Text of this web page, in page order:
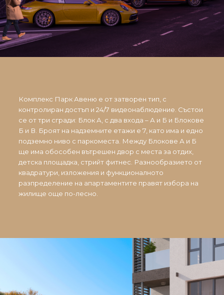
Комплекс Парк Авеню е от затворен тип, с
контролиран достъп и 24/7 видеонаблюдение. Състои
се от три сгради: Блок А, с два входа – А и Б и Блокове
Б и В. Броят на надземните етажи е 7, като има и едно
подземно ниво с паркоместа. Между Блокове А и Б
ще има обособен вътрешен двор с места за отдих,
детска площадка, стрийт фитнес. Разнообразието от
квадратури, изложения и функционалното
разпределение на апартаментите правят избора на
жилище още по-лесно.